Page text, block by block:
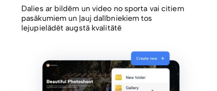
Dalies ar bildēm un video no sporta vai citiem
pasākumiem un ļauj dalībniekiem tos
lejupielādēt augstā kvalitātē